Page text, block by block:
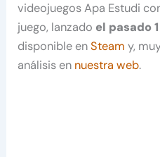
videojuegos Apa Estudi
juego, lanzado el pasado
disponible enSteam y,
análisis en nuestra web.